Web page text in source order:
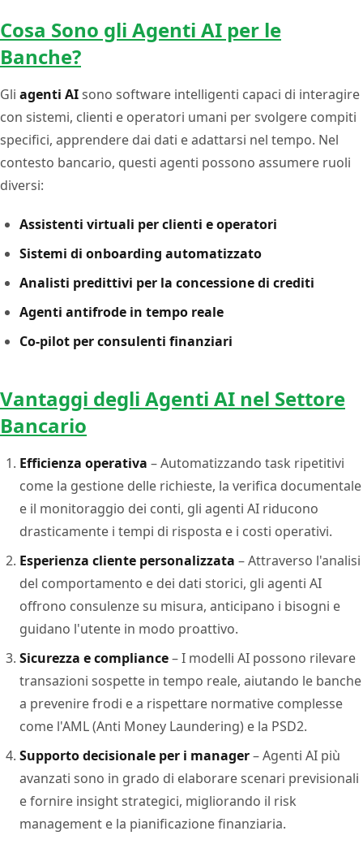
Cosa Sono gli Agenti AI per le
Banche?
Gli agenti AIsono software intelligenti capaci di interagire
con sistemi, clienti e operatori umani per svolgere compiti
specifici, apprendere dai dati e adattarsi nel tempo. Nel
contesto bancario, questi agenti possono assumere ruoli
diversi:
Assistenti virtuali per clienti e operatori
Sistemi di onboarding automatizzato
Analisti predittivi per la concessione di crediti
Agenti antifrode in tempo reale
Co-pilot per consulenti finanziari
Vantaggi degli Agenti AI nel Settore
Bancario
Efficienza operativa – Automatizzando task ripetitivi
come la gestione delle richieste, la verifica documentale
e il monitoraggio dei conti, gli agenti AI riducono
drasticamente i tempi di risposta e i costi operativi.
Esperienza cliente personalizzata – Attraverso l'analisi
del comportamento e dei dati storici, gli agenti AI
offrono consulenze su misura, anticipano i bisogni e
guidano l'utente in modo proattivo.
Sicurezza e compliance– I modelli AI possono rilevare
transazioni sospette in tempo reale, aiutando le banche
a prevenire frodi e a rispettare normative complesse
come l'AML (Anti Money Laundering) e la PSD2.
Supporto decisionale per i manager– Agenti AI più
avanzati sono in grado di elaborare scenari previsionali
e fornire insight strategici, migliorando il risk
management e la pianificazione finanziaria.